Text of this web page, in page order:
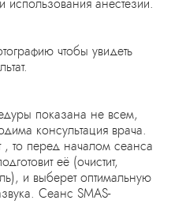
чтобы увидеть
показана не всем,
консультация врача.
то перед началом сеанса
её (очистит,
и выберет оптимальную
Сеанс SMAS-